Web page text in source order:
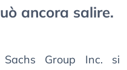
ancora salire.
Group Inc. si